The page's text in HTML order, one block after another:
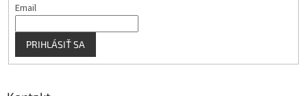
Email
PRIHLÁSIŤ SA